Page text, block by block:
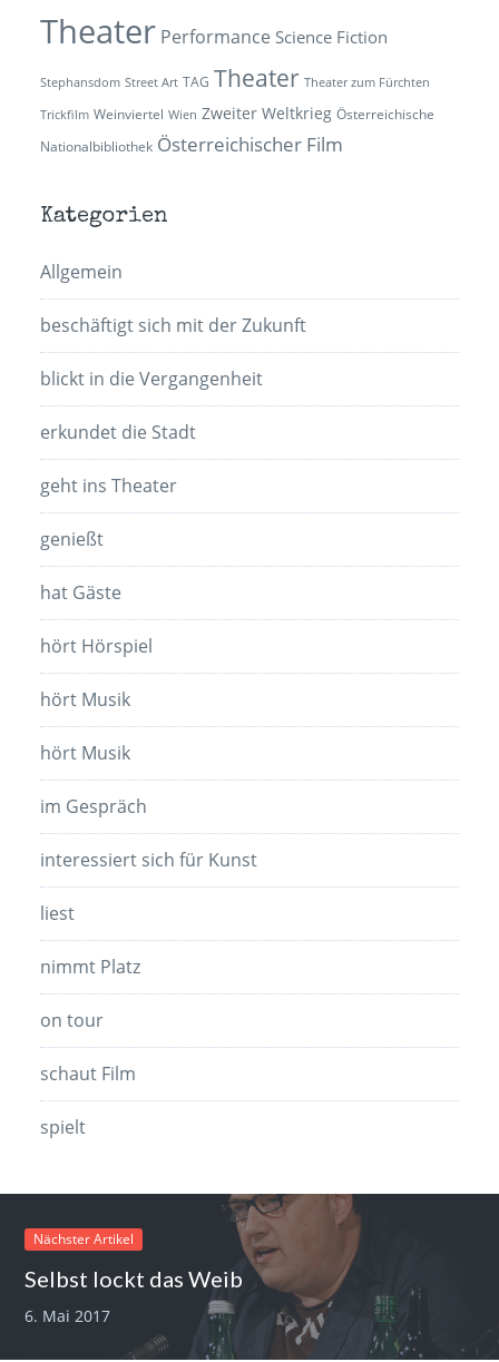
Theater Performance Science Fiction
Stephansdom Street Art TAG Theater Theater zum Fürchten
Trickfilm Weinviertel Wien Zweiter Weltkrieg Österreichische
Nationalbibliothek Österreichischer Film
Kategorien
Allgemein
beschäftigt sich mit der Zukunft
blickt in die Vergangenheit
erkundet die Stadt
geht ins Theater
genießt
hat Gäste
hört Hörspiel
hört Musik
hört Musik
im Gespräch
interessiert sich für Kunst
liest
nimmt Platz
on tour
schaut Film
spielt
Nächster Artikel
Selbst lockt das Weib
6. Mai 2017